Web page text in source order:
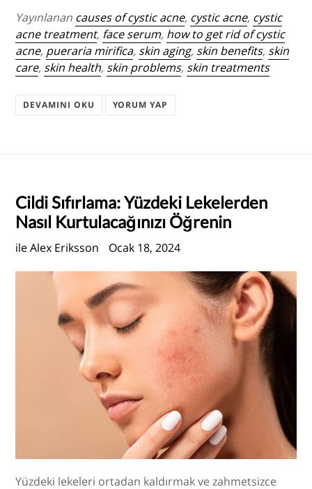
Yayınlanan causes of cystic acne, cystic acne, cystic
acne treatment, face serum, how to get rid of cystic
acne, pueraria mirifica, skin aging, skin benefits, skin
care, skin health, skin problems, skin treatments
DEVAMINI OKU YORUM YAP
Cildi Sıfırlama: Yüzdeki Lekelerden
Nasıl Kurtulacağınızı Öğrenin
ile Alex Eriksson Ocak 18, 2024
Yüzdeki lekeleri ortadan kaldırmak ve zahmetsizce